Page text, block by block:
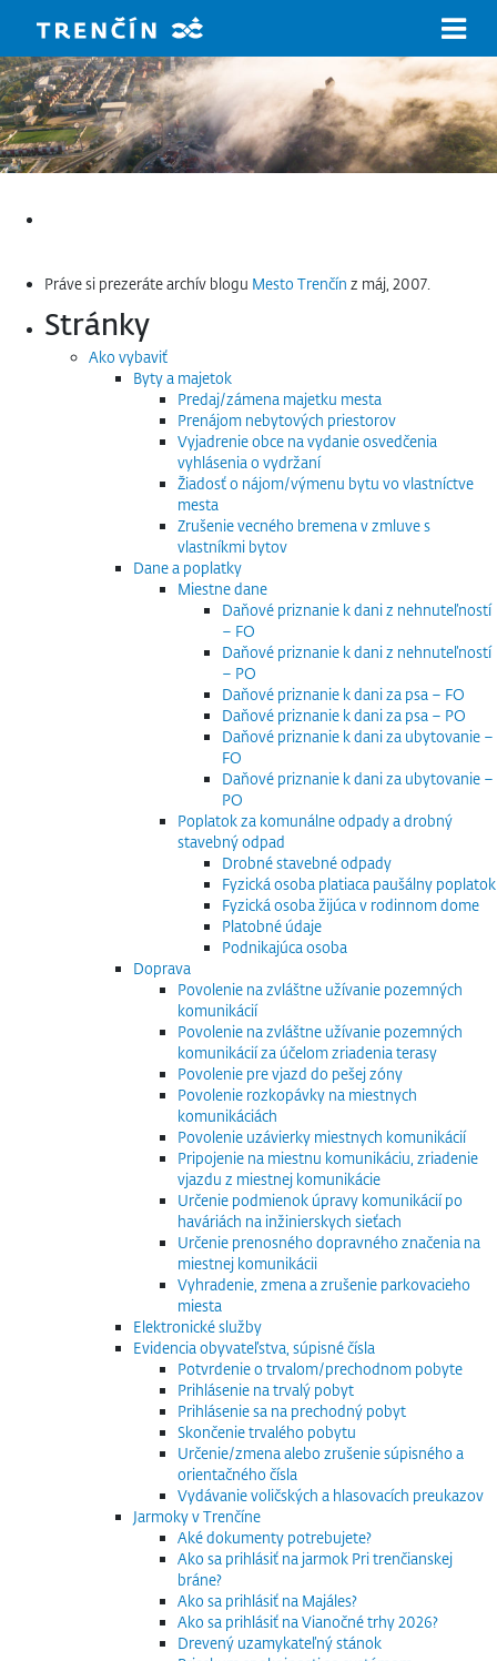
Práve si prezeráte archív blogu Mesto Trenčín z máj, 2007.
Stránky
Ako vybaviť
Byty a majetok
Predaj/zámena majetku mesta
Prenájom nebytových priestorov
Vyjadrenie obce na vydanie osvedčenia
vyhlásenia o vydržaní
Žiadosť o nájom/výmenu bytu vo vlastníctve
mesta
Zrušenie vecného bremena v zmluve s
vlastníkmi bytov
Dane a poplatky
Miestne dane
Daňové priznanie k dani z nehnuteľností
– FO
Daňové priznanie k dani z nehnuteľností
– PO
Daňové priznanie k dani za psa – FO
Daňové priznanie k dani za psa – PO
Daňové priznanie k dani za ubytovanie –
FO
Daňové priznanie k dani za ubytovanie –
PO
Poplatok za komunálne odpady a drobný
stavebný odpad
Drobné stavebné odpady
Fyzická osoba platiaca paušálny poplatok
Fyzická osoba žijúca v rodinnom dome
Platobné údaje
Podnikajúca osoba
Doprava
Povolenie na zvláštne užívanie pozemných
komunikácií
Povolenie na zvláštne užívanie pozemných
komunikácií za účelom zriadenia terasy
Povolenie pre vjazd do pešej zóny
Povolenie rozkopávky na miestnych
komunikáciách
Povolenie uzávierky miestnych komunikácií
Pripojenie na miestnu komunikáciu, zriadenie
vjazdu z miestnej komunikácie
Určenie podmienok úpravy komunikácií po
haváriách na inžinierskych sieťach
Určenie prenosného dopravného značenia na
miestnej komunikácii
Vyhradenie, zmena a zrušenie parkovacieho
miesta
Elektronické služby
Evidencia obyvateľstva, súpisné čísla
Potvrdenie o trvalom/prechodnom pobyte
Prihlásenie na trvalý pobyt
Prihlásenie sa na prechodný pobyt
Skončenie trvalého pobytu
Určenie/zmena alebo zrušenie súpisného a
orientačného čísla
Vydávanie voličských a hlasovacích preukazov
Jarmoky v Trenčíne
Aké dokumenty potrebujete?
Ako sa prihlásiť na jarmok Pri trenčianskej
bráne?
Ako sa prihlásiť na Majáles?
Ako sa prihlásiť na Vianočné trhy 2026?
Drevený uzamykateľný stánok